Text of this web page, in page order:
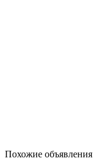
Похожие объявления